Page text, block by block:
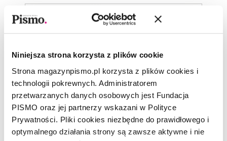
Niniejsza strona korzysta z plików cookie
Strona magazynpismo.pl korzysta z plików cookies i
technologii pokrewnych. Administratorem
przetwarzanych danych osobowych jest Fundacja
PISMO oraz jej partnerzy wskazani w Polityce
Prywatności. Pliki cookies niezbędne do prawidłowego i
optymalnego działania strony są zawsze aktywne i nie
(...)
HERTA MÜLLER
5.10.2021
APTECZKA
Witek Orski.
Dosłowność?
Wolałbym nie